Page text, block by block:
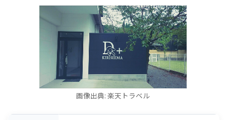
画像出典: 楽天トラベル